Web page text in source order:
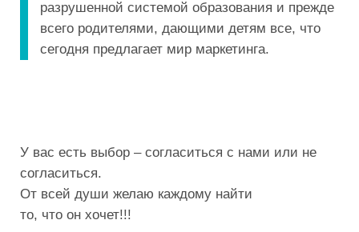
разрушенной системой образования и прежде
всего родителями, дающими детям все, что
сегодня предлагает мир маркетинга.
У вас есть выбор – согласиться с нами или не
согласиться.
От всей души желаю каждому найти
то, что он хочет!!!